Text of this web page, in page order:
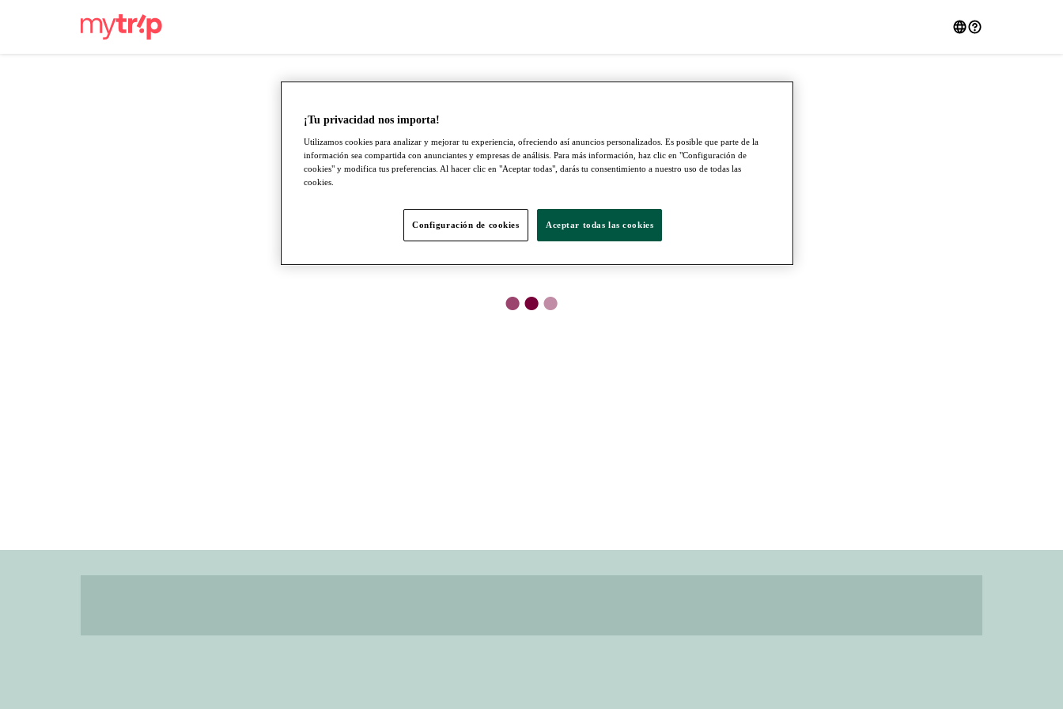
●●●
¡Tu privacidad nos importa!
Utilizamos cookies para analizar y mejorar tu experiencia, ofreciendo así anuncios personalizados. Es posible que parte de la
información sea compartida con anunciantes y empresas de análisis. Para más información, haz clic en "Configuración de
cookies" y modifica tus preferencias. Al hacer clic en "Aceptar todas", darás tu consentimiento a nuestro uso de todas las
cookies.
Configuración de cookies Aceptar todas las cookies